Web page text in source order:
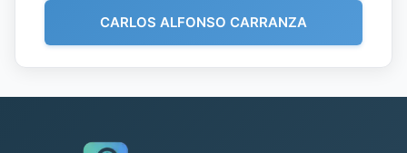
CARLOS ALFONSO CARRANZA